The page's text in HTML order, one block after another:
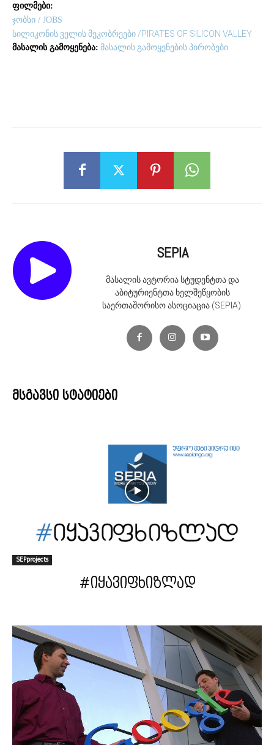
ფილმები:
ჯობსი / JOBS
სილიკონის ველის მეკობრეები /PIRATES OF SILICON VALLEY
მასალის გამოყენება: მასალის გამოყენების პირობები
SEPIA
მასალის ავტორია სტუდენტთა და
აბიტურიენტთა ხელშეწყობის
საერთაშორისო ასოციაცია (SEPIA).
მსგავსი სტატიები
SEPprojects
#იყავიფხიზლად